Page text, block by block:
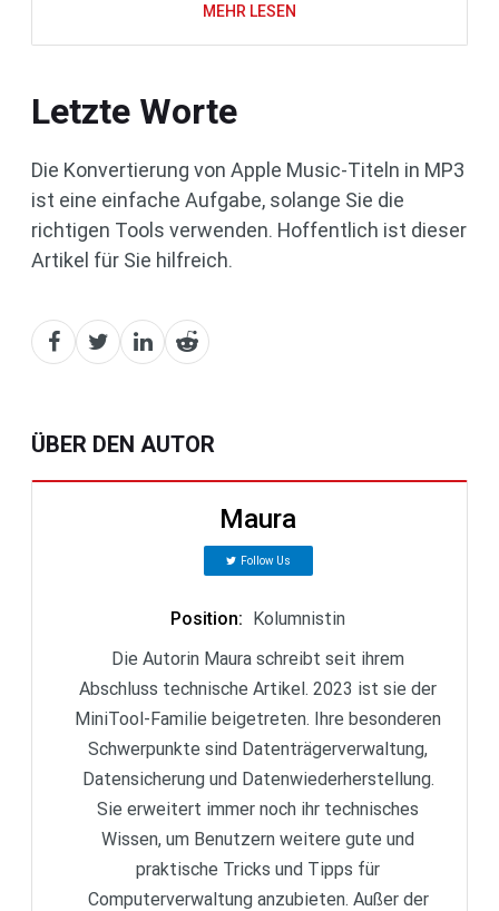
MEHR LESEN
Letzte Worte
Die Konvertierung von Apple Music-Titeln in MP3
ist eine einfache Aufgabe, solange Sie die
richtigen Tools verwenden. Hoffentlich ist dieser
Artikel für Sie hilfreich.
ÜBER DEN AUTOR
Maura
Follow Us
Position: Kolumnistin
Die Autorin Maura schreibt seit ihrem
Abschluss technische Artikel. 2023 ist sie der
MiniTool-Familie beigetreten. Ihre besonderen
Schwerpunkte sind Datenträgerverwaltung,
Datensicherung und Datenwiederherstellung.
Sie erweitert immer noch ihr technisches
Wissen, um Benutzern weitere gute und
praktische Tricks und Tipps für
Computerverwaltung anzubieten. Außer der